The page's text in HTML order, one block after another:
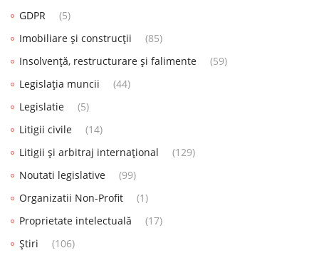
GDPR
(5)
Imobiliare și construcții
(85)
Insolvență, restructurare și falimente
(59)
Legislația muncii
(44)
Legislatie
(5)
Litigii civile
(14)
Litigii și arbitraj internațional
(129)
Noutati legislative
(99)
Organizatii Non-Profit
(1)
Proprietate intelectuală
(17)
Știri
(106)